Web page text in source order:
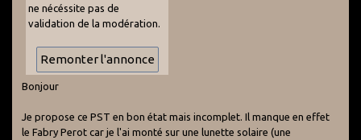
ne nécéssite pas de
validation de la modération.
Bonjour
Je propose ce PST en bon état mais incomplet. Il manque en effet
le Fabry Perot car je l'ai monté sur une lunette solaire (une